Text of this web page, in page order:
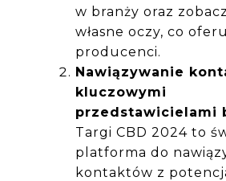
w branży oraz
własne oczy, co
producenci.
Nawiązywanie
kluczowymi
przedstawicielami
Targi CBD 2024 to
platforma do
kontaktów z